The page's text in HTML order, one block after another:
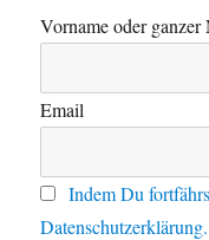
Vorname oder ganzer
Email
Indem Du
Datenschutzerklärung.